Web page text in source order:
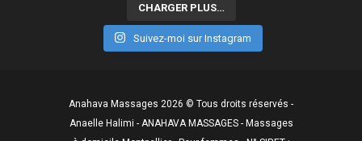
CHARGER PLUS…
Suivez-moi sur Instagram
Anahava Massages 2026 © Tous droits réservés -
Anaelle Halimi - ANAHAVA MASSAGES - Massages